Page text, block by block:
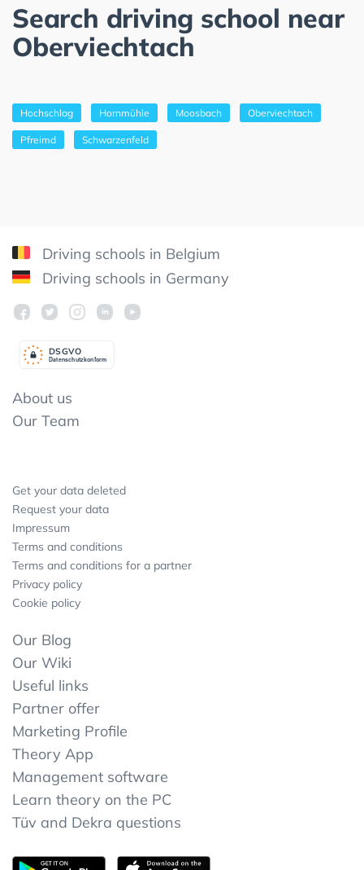
Search driving school near
Oberviechtach
Hochschlag Hornmühle Moosbach Oberviechtach
Pfreimd Schwarzenfeld
Driving schools in Belgium
Driving schools in Germany
Datenschutzkonform
DSGVO
About us
Our Team
Get your data deleted
Request your data
Impressum
Terms and conditions
Terms and conditions for a partner
Privacy policy
Cookie policy
Our Blog
Our Wiki
Useful links
Partner offer
Marketing Profile
Theory App
Management software
Learn theory on the PC
Tüv and Dekra questions